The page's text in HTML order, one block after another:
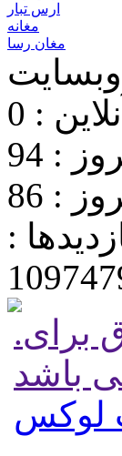
ارس تبار
مغانه
مغان رسا
وبسایت
: 0
: 94
: 86
:
.تمامی حقوق برای
باشد
لوکس